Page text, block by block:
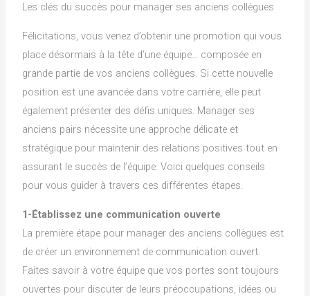
Les clés du succès pour manager ses anciens collègues
Félicitations, vous venez d’obtenir une promotion qui vous
place désormais à la tête d’une équipe… composée en
grande partie de vos anciens collègues. Si cette nouvelle
position est une avancée dans votre carrière, elle peut
également présenter des défis uniques. Manager ses
anciens pairs nécessite une approche délicate et
stratégique pour maintenir des relations positives tout en
assurant le succès de l’équipe. Voici quelques conseils
pour vous guider à travers ces différentes étapes.
1-Établissez une communication ouverte
La première étape pour manager des anciens collègues est
de créer un environnement de communication ouvert.
Faites savoir à votre équipe que vos portes sont toujours
ouvertes pour discuter de leurs préoccupations, idées ou